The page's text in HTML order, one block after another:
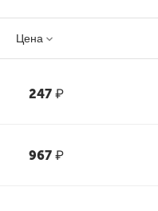
Цена
247 ₽
967 ₽